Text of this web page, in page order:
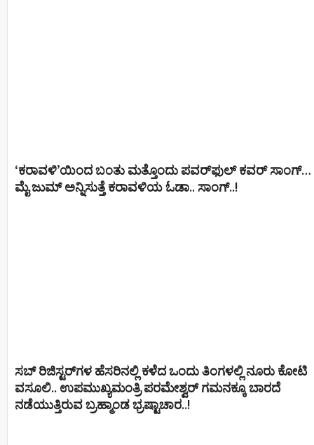
‘ಕರಾವಳಿ’ಯಿಂದ ಬಂತು ಮತ್ತೊಂದು ಪವರ್‌ಫುಲ್ ಕವರ್ ಸಾಂಗ್…
ಮೈ ಜುಮ್ ಅನ್ನಿಸುತ್ತೆ ಕರಾವಳಿಯ ಓಡಾ.. ಸಾಂಗ್‌..!
ಸಬ್ ರಿಜಿಸ್ಟರ್​ಗಳ ಹೆಸರಿನಲ್ಲಿ ಕಳೆದ ಒಂದು ತಿಂಗಳಲ್ಲಿ ನೂರು ಕೋಟಿ
ವಸೂಲಿ.. ಉಪಮುಖ್ಯಮಂತ್ರಿ ಪರಮೇಶ್ವರ್​ ಗಮನಕ್ಕೂ ಬಾರದೆ
ನಡೆಯುತ್ತಿರುವ ಬ್ರಹ್ಮಾಂಡ ಭ್ರಷ್ಟಾಚಾರ..!